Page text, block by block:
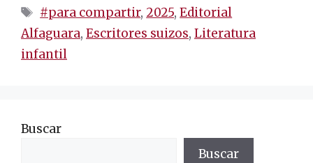
Etiquetas
#para compartir, 2025,Editorial
Alfaguara, Escritores suizos, Literatura
infantil
Buscar
Buscar